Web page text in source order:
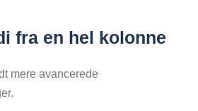
fra en hel kolonne
mere avancerede